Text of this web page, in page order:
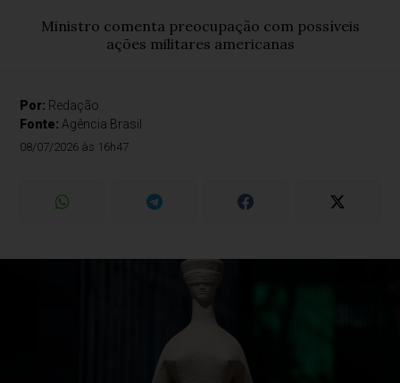
Ministro comenta preocupação com possíveis
ações militares americanas
Por: Redação
Fonte: Agência Brasil
08/07/2026 às 16h47